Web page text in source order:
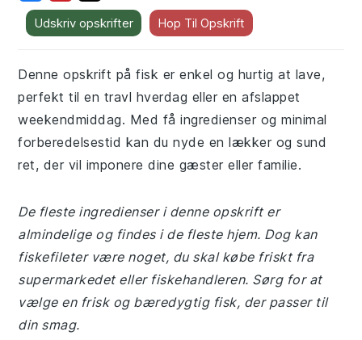
Udskriv opskrifter Hop Til Opskrift
Denne opskrift på fisk er enkel og hurtig at lave,
perfekt til en travl hverdag eller en afslappet
weekendmiddag. Med få ingredienser og minimal
forberedelsestid kan du nyde en lækker og sund
ret, der vil imponere dine gæster eller familie.
De fleste ingredienser i denne opskrift er
almindelige og findes i de fleste hjem. Dog kan
fiskefileter være noget, du skal købe friskt fra
supermarkedet eller fiskehandleren. Sørg for at
vælge en frisk og bæredygtig fisk, der passer til
din smag.